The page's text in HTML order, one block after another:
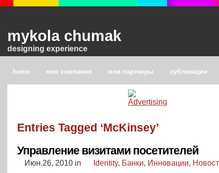
mykola chumak
designing experience
home моя компания мои партнеры публикации
Entries Tagged ‘McKinsey’
Управление визитами посетителей
Июн.26, 2010 in Identity, Банки, Инновации,